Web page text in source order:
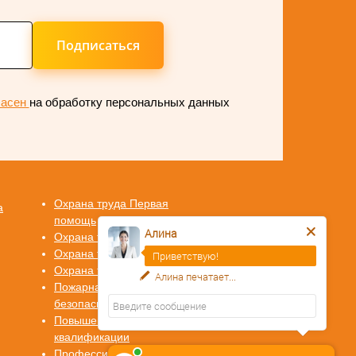
Подписаться
на обработку персональных данных
Охрана труда Первая
помощь
Охрана труда СИЗ
Охрана труда СУОТ
Охрана труда СОУТ
Пожарная
безопасность
Повышение
квалификации
Алина
Приветствую!
Алина печатает...